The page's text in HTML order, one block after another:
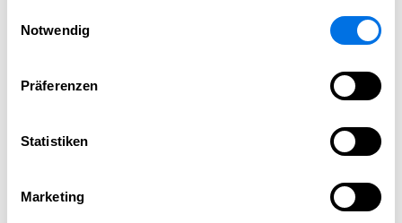
Notwendig
Präferenzen
Statistiken
Marketing
Vollbild